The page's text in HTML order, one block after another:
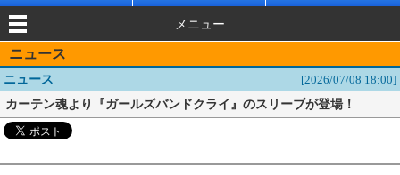
メニュー
ニュース
ニュース
[2026/07/08 18:00]
カーテン魂より『ガールズバンドクライ』のスリーブが登場！